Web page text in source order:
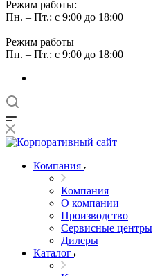
Режим работы:
Пн. – Пт.: с 9:00 до 18:00
Режим работы
Пн. – Пт.: с 9:00 до 18:00
Компания
Компания
О компании
Производство
Сервисные центры
Дилеры
Каталог